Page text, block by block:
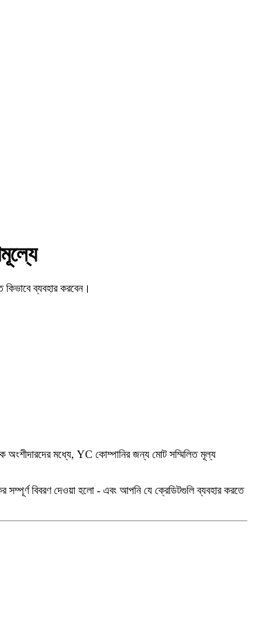
ব্যবহার করবেন।
মধ্যে, YC কোম্পানির জন্য মোট সম্মিলিত মূল্য
সম্পূর্ণ বিবরণ দেওয়া হলো - এবং আপনি যে ক্রেডিটগুলি ব্যবহার করতে